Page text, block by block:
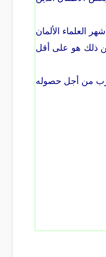
العلماء الألمان
من ذلك هو على أقل
من أجل حصوله